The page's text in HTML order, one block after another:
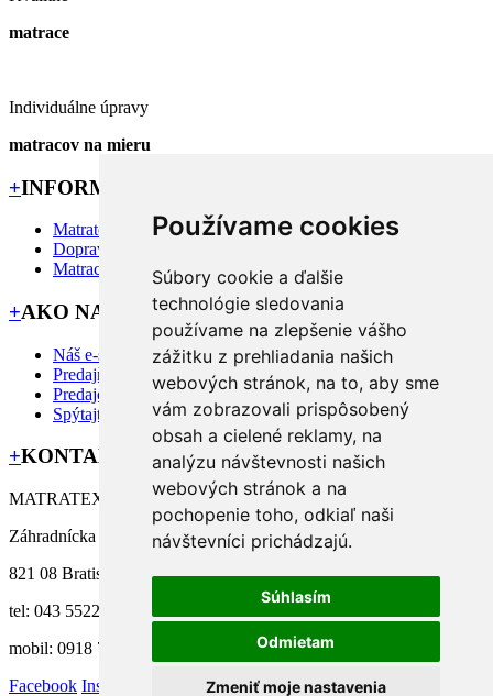
Používame cookies
Súbory cookie a ďalšie
technológie sledovania
používame na zlepšenie vášho
zážitku z prehliadania našich
webových stránok, na to, aby sme
vám zobrazovali prispôsobený
obsah a cielené reklamy, na
analýzu návštevnosti našich
webových stránok a na
pochopenie toho, odkiaľ naši
návštevníci prichádzajú.
Súhlasím
Odmietam
Zmeniť moje nastavenia
matrace
Individuálne úpravy
matracov na mieru
+INFORMÁCIE
Matratex
Doprava priamo k Vám
Matrac na mieru?
+AKO NAKUPOVAŤ
Náš e-shop
Predajňa MATRATEX
Predajcovia
Spýtajte sa nás
+KONTAKT
MATRATEX manufacture s.r.o.
Záhradnícka 58/A,
821 08 Bratislava
tel: 043 5522 112
mobil: 0918 771 002
Facebook Instagram